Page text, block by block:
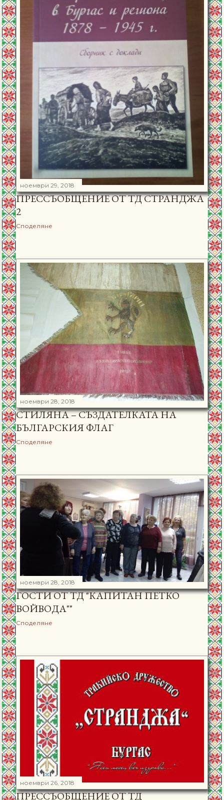
ноември 29, 2018
ПРЕССЪОБЩЕНИЕ ОТ ТД СТРАНДЖА
2
Споделяне
ноември 28, 2018
СТИЛЯНА – СЪЗДАТЕЛКАТА НА
БЪЛГАРСКИЯ ФЛАГ
Споделяне
ноември 28, 2018
ГОСТИ ОТ ТД "КАПИТАН ПЕТКО
ВОЙВОДА""
Споделяне
ноември 26, 2018
ПРЕССЪОБЩЕНИЕ ОТ ТД